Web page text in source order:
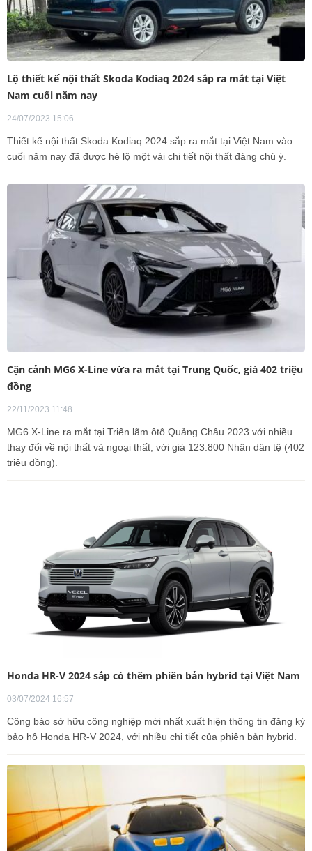
Lộ thiết kế nội thất Skoda Kodiaq 2024 sắp ra mắt tại Việt
Nam cuối năm nay
24/07/2023 15:06
Thiết kế nội thất Skoda Kodiaq 2024 sắp ra mắt tại Việt Nam vào
cuối năm nay đã được hé lộ một vài chi tiết nội thất đáng chú ý.
Cận cảnh MG6 X-Line vừa ra mắt tại Trung Quốc, giá 402 triệu
đồng
22/11/2023 11:48
MG6 X-Line ra mắt tại Triển lãm ôtô Quảng Châu 2023 với nhiều
thay đổi về nội thất và ngoại thất, với giá 123.800 Nhân dân tệ (402
triệu đồng).
Honda HR-V 2024 sắp có thêm phiên bản hybrid tại Việt Nam
03/07/2024 16:57
Công báo sở hữu công nghiệp mới nhất xuất hiện thông tin đăng ký
bảo hộ Honda HR-V 2024, với nhiều chi tiết của phiên bản hybrid.